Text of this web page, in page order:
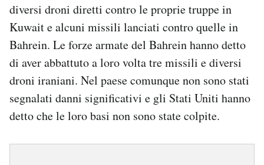
diversi droni diretti contro le proprie truppe in
Kuwait e alcuni missili lanciati contro quelle in
Bahrein. Le forze armate del Bahrein hanno detto
di aver abbattuto a loro volta tre missili e diversi
droni iraniani. Nel paese comunque non sono stati
segnalati danni significativi e gli Stati Uniti hanno
detto che le loro basi non sono state colpite.